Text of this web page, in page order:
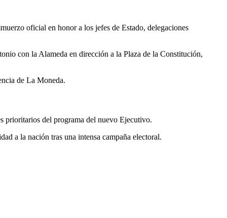
oficial en honor a los jefes de Estado, delegaciones
con la Alameda en dirección a la Plaza de la Constitución,
de La Moneda.
prioritarios del programa del nuevo Ejecutivo.
a la nación tras una intensa campaña electoral.